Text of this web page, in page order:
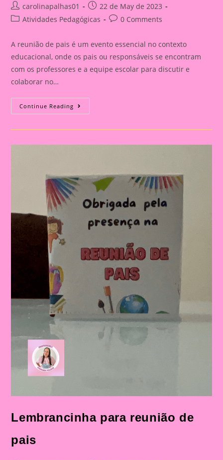
Post
author:
carolinapalhas01
Post
published:
22 de May de 2023
PostAtividades Pedagógicas
Post0 Comments
A reunião de pais é um evento essencial no contexto
educacional, onde os pais ou responsáveis se encontram
com os professores e a equipe escolar para discutir e
colaborar no…
Continue Reading Cartão
Lembrança
Criança
Infantil
Lembrancinha para reunião de
pais